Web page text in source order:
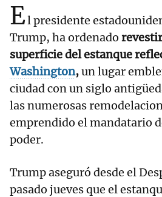
El presidente
Trump, ha ordenado
superficie del estanque
Washington,un lugar
ciudad con un siglo
las numerosas
emprendido el mandatario
poder.
Trump aseguró desde el
pasado jueves que el